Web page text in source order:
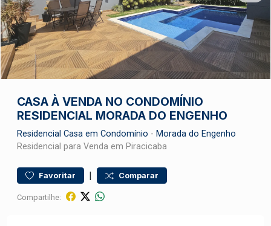
CASA À VENDA NO CONDOMÍNIO
RESIDENCIAL MORADA DO ENGENHO
Residencial Casa em Condomínio - Morada do Engenho
Residencial para Venda em Piracicaba
Favoritar | Comparar
Compartilhe: